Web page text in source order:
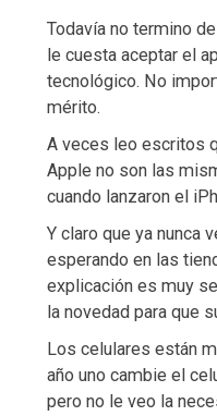
Todavía no termino
le cuesta aceptar el
tecnológico. No
mérito.
A veces leo escritos
Apple no son las
cuando lanzaron el
Y claro que ya nunca
esperando en las
explicación es muy
la novedad para que
Los celulares están
año uno cambie el
pero no le veo la